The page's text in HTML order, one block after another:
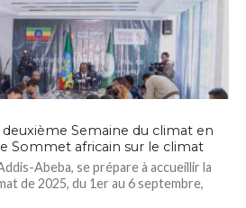
deuxième Semaine du climat en
Sommet africain sur le climat
Abeba, se prépare à accueillir la
de 2025, du 1er au 6 septembre,